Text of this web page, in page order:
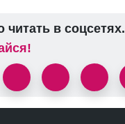
читать в соцсетях.